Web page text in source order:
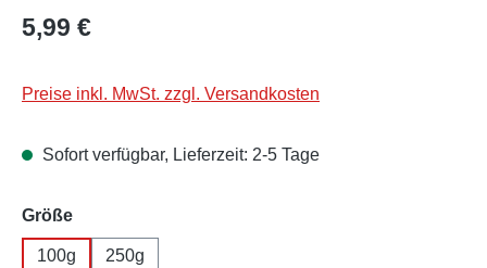
Regulärer Preis:
5,99 €
Preise inkl. MwSt. zzgl. Versandkosten
Sofort verfügbar, Lieferzeit: 2-5 Tage
Größeauswählen
100g 250g